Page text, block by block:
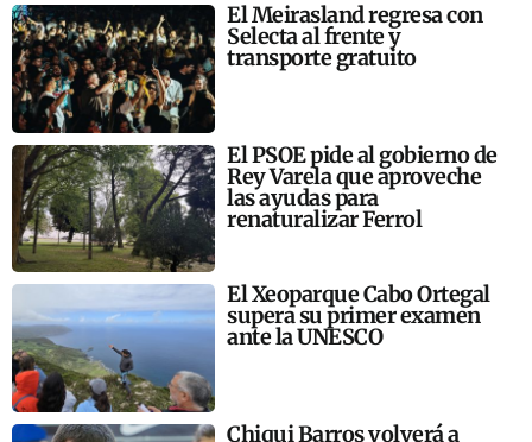
El Meirasland regresa con
Selecta al frente y
transporte gratuito
El PSOE pide al gobierno de
Rey Varela que aproveche
las ayudas para
renaturalizar Ferrol
El Xeoparque Cabo Ortegal
supera su primer examen
ante la UNESCO
Chiqui Barros volverá a